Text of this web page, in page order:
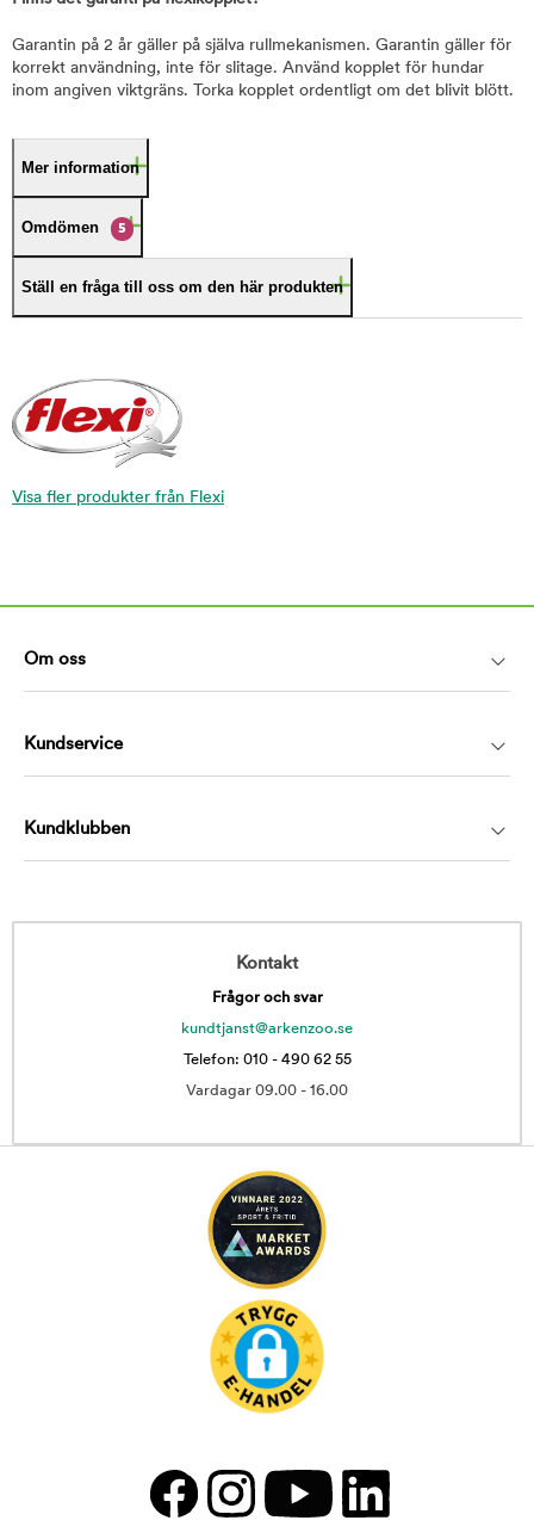
Garantin på 2 år gäller på själva rullmekanismen. Garantin gäller för
korrekt användning, inte för slitage. Använd kopplet för hundar
inom angiven viktgräns. Torka kopplet ordentligt om det blivit blött.
Mer information
Omdömen 5
Ställ en fråga till oss om den här produkten
Visa fler produkter från Flexi
Om oss
Kundservice
Kundklubben
Kontakt
Frågor och svar
kundtjanst@arkenzoo.se
Telefon: 010 - 490 62 55
Vardagar 09.00 - 16.00